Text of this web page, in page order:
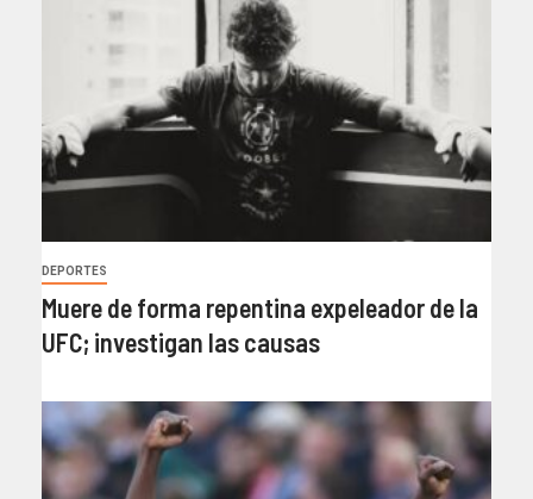
DEPORTES
Muere de forma repentina expeleador de la
UFC; investigan las causas